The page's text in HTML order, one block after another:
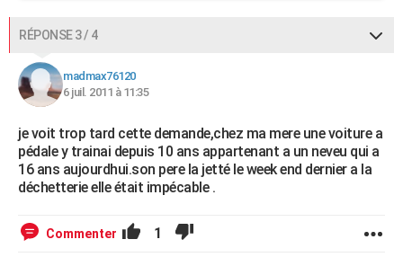
RÉPONSE 3 / 4
madmax76120
6 juil. 2011 à 11:35
je voit trop tard cette demande,chez ma mere une voiture a
pédale y trainai depuis 10 ans appartenant a un neveu qui a
16 ans aujourdhui.son pere la jetté le week end dernier a la
déchetterie elle était impécable .
Commenter 1